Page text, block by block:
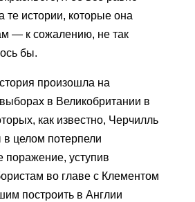
те истории, которые она
— к сожалению, не так
бы.
произошла на
в Великобритании в
как известно, Черчилль
в целом потерпели
поражение, уступив
во главе с Клементом
построить в Англии